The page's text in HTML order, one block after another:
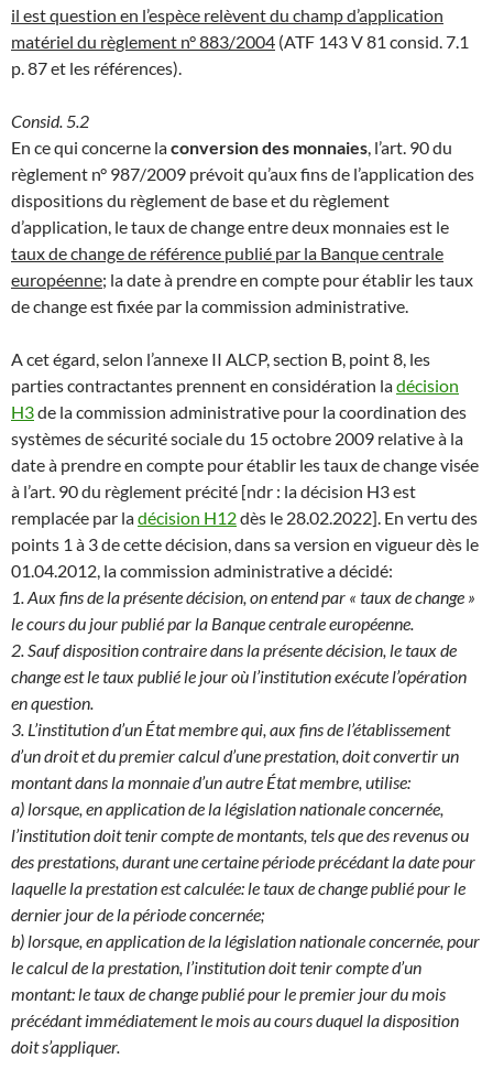
il est question en l’espèce relèvent du champ d’application
matériel du règlement n° 883/2004 (ATF 143 V 81 consid. 7.1
p. 87 et les références).
Consid. 5.2
En ce qui concerne laconversion des monnaies , l’art. 90 du
règlement n° 987/2009 prévoit qu’aux fins de l’application des
dispositions du règlement de base et du règlement
d’application, le taux de change entre deux monnaies est le
taux de change de référence publié par la Banque centrale
européenne; la date à prendre en compte pour établir les taux
de change est fixée par la commission administrative.
A cet égard, selon l’annexe II ALCP, section B, point 8, les
parties contractantes prennent en considération ladécision
H3de la commission administrative pour la coordination des
systèmes de sécurité sociale du 15 octobre 2009 relative à la
date à prendre en compte pour établir les taux de change visée
à l’art. 90 du règlement précité [ndr : la décision H3 est
remplacée par ladécision H12dès le 28.02.2022]. En vertu des
points 1 à 3 de cette décision, dans sa version en vigueur dès le
01.04.2012, la commission administrative a décidé:
1. Aux fins de la présente décision, on entend par « taux de change »
le cours du jour publié par la Banque centrale européenne.
2. Sauf disposition contraire dans la présente décision, le taux de
change est le taux publié le jour où l’institution exécute l’opération
en question.
3. L’institution d’un État membre qui, aux fins de l’établissement
d’un droit et du premier calcul d’une prestation, doit convertir un
montant dans la monnaie d’un autre État membre, utilise:
a) lorsque, en application de la législation nationale concernée,
l’institution doit tenir compte de montants, tels que des revenus ou
des prestations, durant une certaine période précédant la date pour
laquelle la prestation est calculée: le taux de change publié pour le
dernier jour de la période concernée;
b) lorsque, en application de la législation nationale concernée, pour
le calcul de la prestation, l’institution doit tenir compte d’un
montant: le taux de change publié pour le premier jour du mois
précédant immédiatement le mois au cours duquel la disposition
doit s’appliquer.